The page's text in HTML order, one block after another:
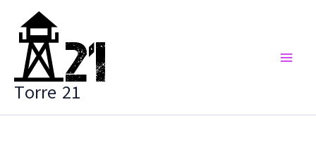
contenuto
Torre 21